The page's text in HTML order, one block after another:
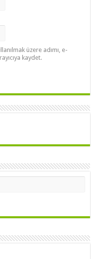
üzere adımı, e-
kaydet.